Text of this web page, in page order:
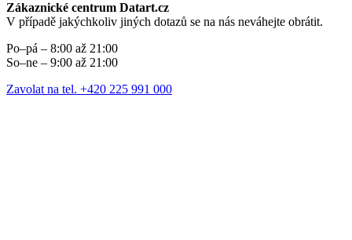
Zákaznické centrum Datart.cz
V případě jakýchkoliv jiných dotazů se na nás neváhejte obrátit.
Po–pá – 8:00 až 21:00
So–ne – 9:00 až 21:00
Zavolat na tel. +420 225 991 000